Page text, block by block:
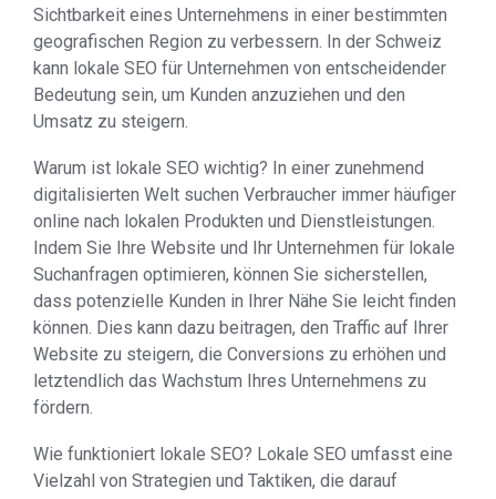
Sichtbarkeit eines Unternehmens in einer bestimmten
geografischen Region zu verbessern. In der Schweiz
kann lokale SEO für Unternehmen von entscheidender
Bedeutung sein, um Kunden anzuziehen und den
Umsatz zu steigern.
Warum ist lokale SEO wichtig? In einer zunehmend
digitalisierten Welt suchen Verbraucher immer häufiger
online nach lokalen Produkten und Dienstleistungen.
Indem Sie Ihre Website und Ihr Unternehmen für lokale
Suchanfragen optimieren, können Sie sicherstellen,
dass potenzielle Kunden in Ihrer Nähe Sie leicht finden
können. Dies kann dazu beitragen, den Traffic auf Ihrer
Website zu steigern, die Conversions zu erhöhen und
letztendlich das Wachstum Ihres Unternehmens zu
fördern.
Wie funktioniert lokale SEO? Lokale SEO umfasst eine
Vielzahl von Strategien und Taktiken, die darauf